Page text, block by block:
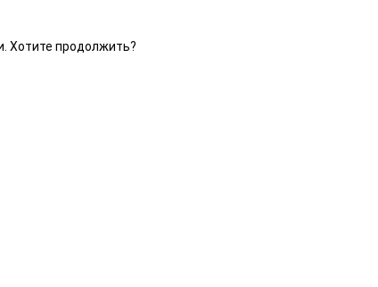
Хотите продолжить?